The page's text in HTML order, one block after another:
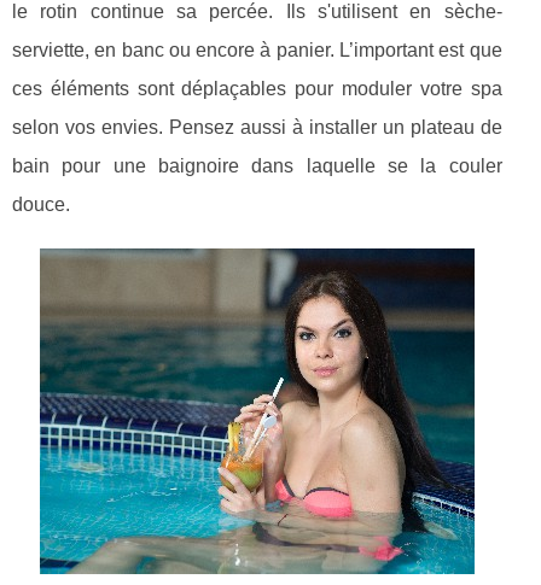
le rotin continue sa percée. Ils s'utilisent en sèche-
serviette, en banc ou encore à panier. L’important est que
ces éléments sont déplaçables pour moduler votre spa
selon vos envies. Pensez aussi à installer un plateau de
bain pour une baignoire dans laquelle se la couler
douce.